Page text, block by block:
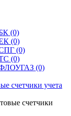
(0)
(0)
(0)
(0)
ФЛОУГАЗ (0)
счетчики учета
счетчики